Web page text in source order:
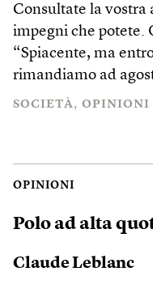
Consultate la vostra
impegni che potete.
“Spiacente, ma
rimandiamo ad
SOCIETÀ OPINIONI
OPINIONI
Polo ad alta
Claude Leblanc